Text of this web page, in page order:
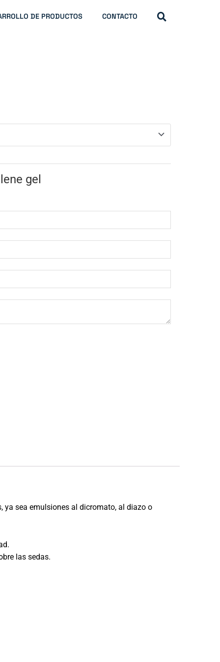
DE PRODUCTOS CONTACTO
gel
ya sea emulsiones al dicromato, al diazo o
las sedas.